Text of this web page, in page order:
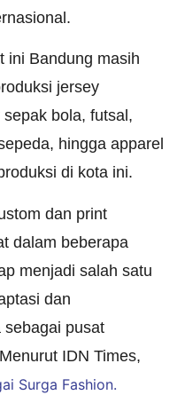
ini Bandung masih
jersey
bola, futsal,
hingga apparel
di kota ini.
dan print
dalam beberapa
menjadi salah satu
dan
sebagai pusat
IDN Times,
Surga Fashion.